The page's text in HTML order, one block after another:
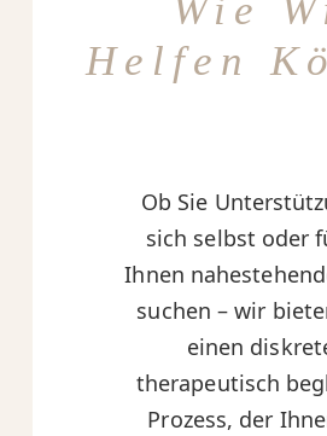
Wie
Helfen
Ob Sie
sich selbst oder
Ihnen
suchen – wir
einen
therapeutisch
Prozess, der